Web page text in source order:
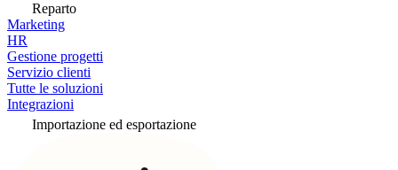
Reparto
Marketing
HR
Gestione progetti
Servizio clienti
Tutte le soluzioni
Integrazioni
Importazione ed esportazione